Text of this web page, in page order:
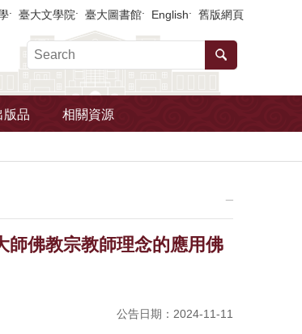
臺大文學院 臺大圖書館 English 舊版網頁
版品 相關資源
師佛教宗教師理念的應用佛
公告日期：2024-11-11